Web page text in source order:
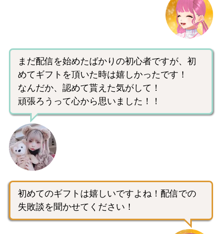
まだ配信を始めたばかりの初心者ですが、初
めてギフトを頂いた時は嬉しかったです！
なんだか、認めて貰えた気がして！
頑張ろうって心から思いました！！
初めてのギフトは嬉しいですよね！配信での
失敗談を聞かせてください！